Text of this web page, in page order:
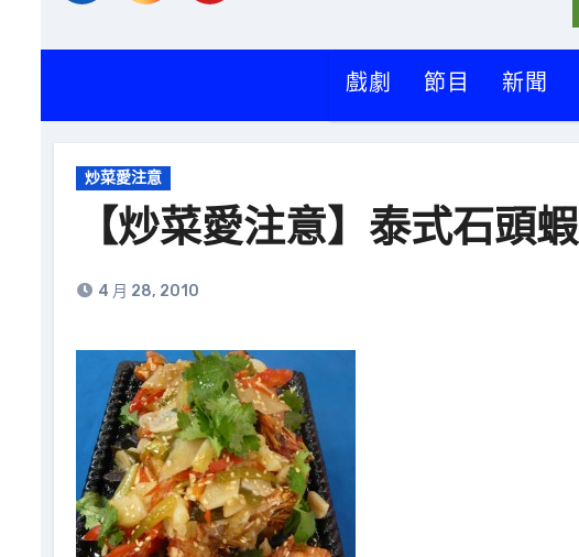
戲劇 節目 新聞
炒菜愛注意
【炒菜愛注意】泰式石頭蝦
4 月 28, 2010